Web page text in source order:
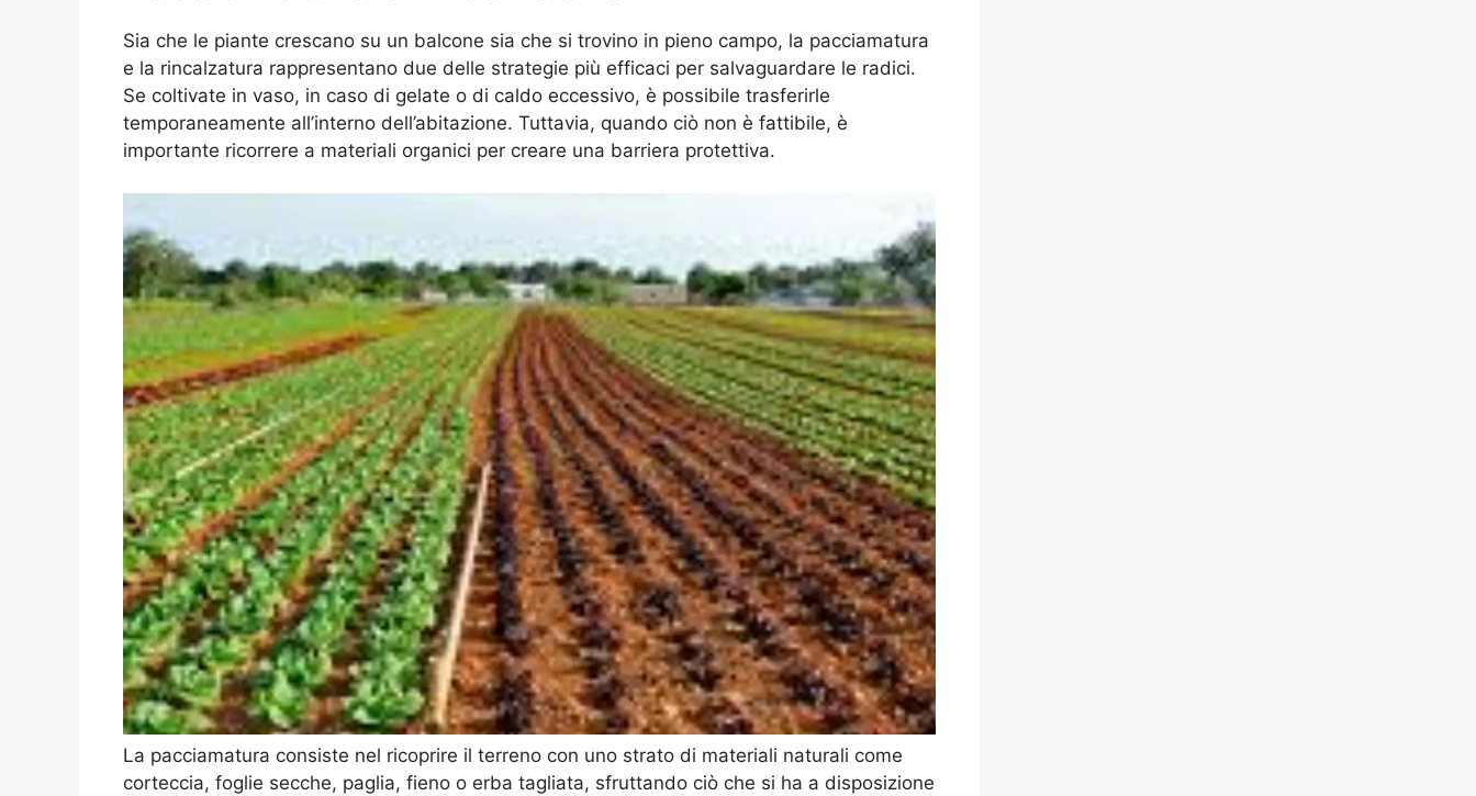
Sia che le piante crescano su un balcone sia che si trovino in pieno campo, la pacciamatura
e la rincalzatura rappresentano due delle strategie più efficaci per salvaguardare le radici.
Se coltivate in vaso, in caso di gelate o di caldo eccessivo, è possibile trasferirle
temporaneamente all’interno dell’abitazione. Tuttavia, quando ciò non è fattibile, è
importante ricorrere a materiali organici per creare una barriera protettiva.
La pacciamatura consiste nel ricoprire il terreno con uno strato di materiali naturali come
corteccia, foglie secche, paglia, fieno o erba tagliata, sfruttando ciò che si ha a disposizione